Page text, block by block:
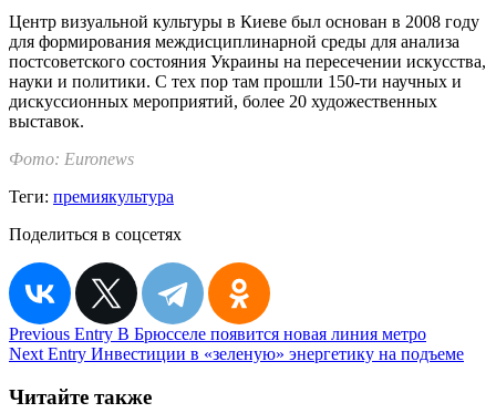
Центр визуальной культуры в Киеве был основан в 2008 году
для формирования междисциплинарной среды для анализа
постсоветского состояния Украины на пересечении искусства,
науки и политики. С тех пор там прошли 150-ти научных и
дискуссионных мероприятий, более 20 художественных
выставок.
Фото: Euronews
Теги: премиякультура
Поделиться в соцсетях
Навигация
по
записям
Previous Entry В Брюсселе появится новая линия метро
Next Entry Инвестиции в «зеленую» энергетику на подъеме
Читайте также